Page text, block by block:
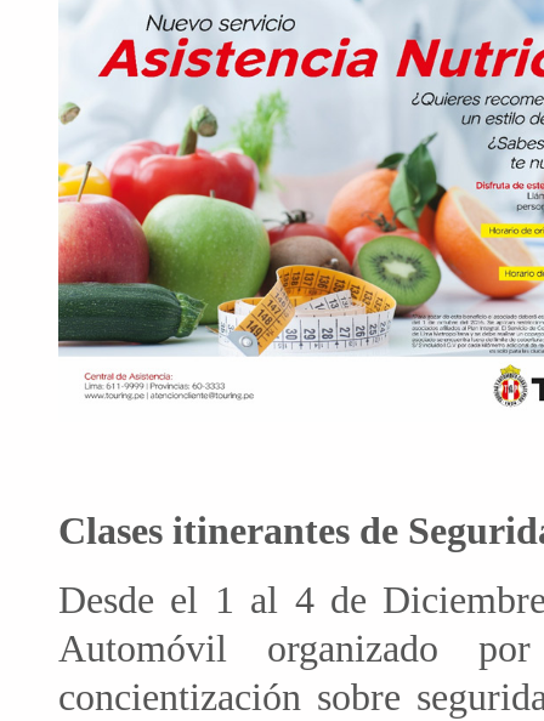
Clases itinerantes de
Desde el 1 al 4 de
Automóvil organizado
concientización sobre